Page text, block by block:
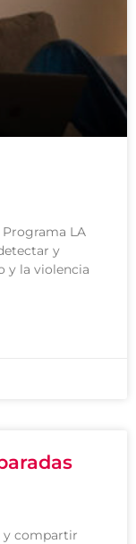
LA
y
y la violencia
y compartir